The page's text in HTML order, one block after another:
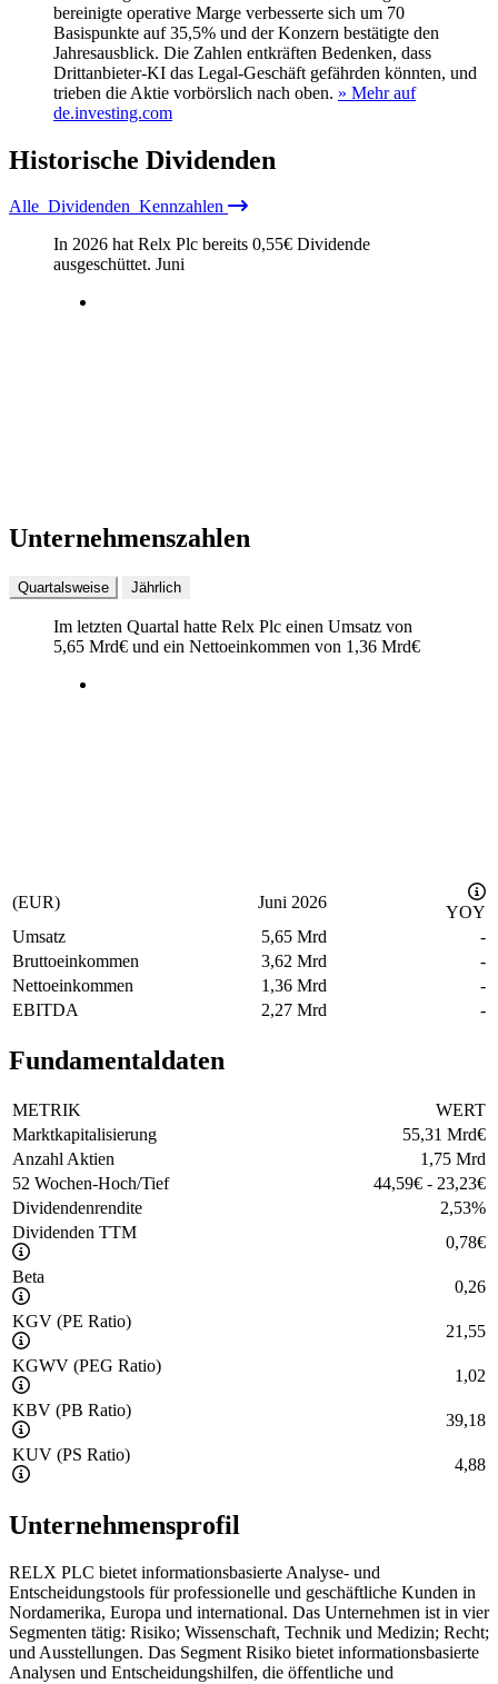
bereinigte operative Marge verbesserte sich um 70
Basispunkte auf 35,5% und der Konzern bestätigte den
Jahresausblick. Die Zahlen entkräften Bedenken, dass
Drittanbieter-KI das Legal-Geschäft gefährden könnten, und
trieben die Aktie vorbörslich nach oben. » Mehr auf
de.investing.com
Historische Dividenden
Alle Dividenden Kennzahlen
In 2026 hat Relx Plc bereits 0,55€ Dividende
ausgeschüttet. Juni
Unternehmenszahlen
Quartalsweise Jährlich
Im letzten Quartal hatte Relx Plc einen Umsatz von
5,65 Mrd€ und ein Nettoeinkommen von 1,36 Mrd€
(EUR) Juni 2026
YOY
Umsatz
5,65 Mrd
-
Bruttoeinkommen
3,62 Mrd
-
Nettoeinkommen
1,36 Mrd
-
EBITDA
2,27 Mrd -
Fundamentaldaten
METRIK
WERT
Marktkapitalisierung
55,31 Mrd€
Anzahl Aktien
1,75 Mrd
52 Wochen-Hoch/Tief
44,59€ - 23,23€
Dividendenrendite
2,53%
Dividenden TTM
0,78€
Beta
0,26
KGV (PE Ratio)
21,55
KGWV (PEG Ratio)
1,02
KBV (PB Ratio)
39,18
KUV (PS Ratio)
4,88
Unternehmensprofil
RELX PLC bietet informationsbasierte Analyse- und
Entscheidungstools für professionelle und geschäftliche Kunden in
Nordamerika, Europa und international. Das Unternehmen ist in vier
Segmenten tätig: Risiko; Wissenschaft, Technik und Medizin; Recht;
und Ausstellungen. Das Segment Risiko bietet informationsbasierte
Analysen und Entscheidungshilfen, die öffentliche und